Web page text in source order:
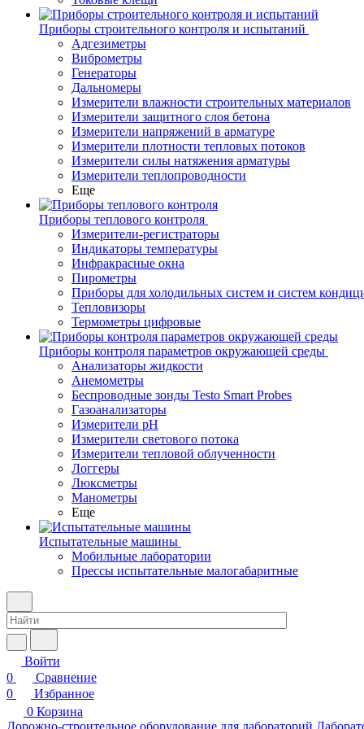
Приборы строительного контроля и испытаний
Адгезиметры
Виброметры
Генераторы
Дальномеры
Измерители влажности строительных материалов
Измерители защитного слоя бетона
Измерители напряжений в арматуре
Измерители плотности тепловых потоков
Измерители силы натяжения арматуры
Измерители теплопроводности
Еще
Приборы теплового контроля
Измерители-регистраторы
Индикаторы температуры
Инфракрасные окна
Пирометры
Приборы для холодильных систем и систем
Тепловизоры
Термометры цифровые
Приборы контроля параметров окружающей среды
Анализаторы жидкости
Анемометры
Беспроводные зонды Testo Smart Probes
Газоанализаторы
Измерители pH
Измерители светового потока
Измерители тепловой облученности
Логгеры
Люксметры
Манометры
Еще
Испытательные машины
Мобильные лаборатории
Прессы испытательные малогабаритные
Войти
0
Сравнение
0
Избранное
0 Корзина
Дорожно-строительное оборудование для лабораторий